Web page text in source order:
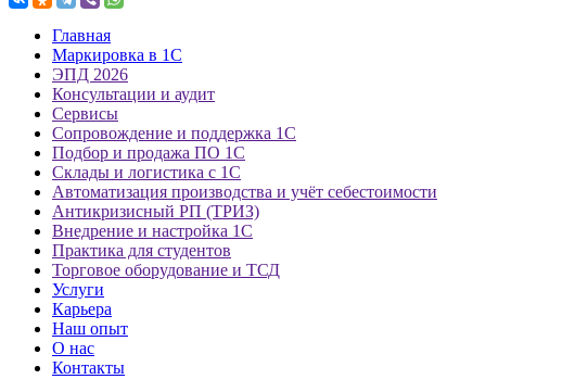
Главная
Маркировка в 1С
ЭПД 2026
Консультации и аудит
Сервисы
Сопровождение и поддержка 1С
Подбор и продажа ПО 1С
Склады и логистика с 1С
Автоматизация производства и учёт себестоимости
Антикризисный РП (ТРИЗ)
Внедрение и настройка 1С
Практика для студентов
Торговое оборудование и ТСД
Услуги
Карьера
Наш опыт
О нас
Контакты